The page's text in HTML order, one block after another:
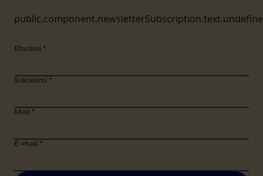
Etunimi *
Sukunimi *
Maa *
E-mail *